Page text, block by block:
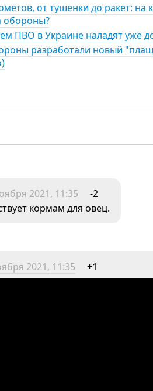
от тушенки до ракет: на
обороны?
ПВО в Украине наладят уже
разработали новый
2021, 11:35
-2
кормам для овец.
2021, 11:35 +1